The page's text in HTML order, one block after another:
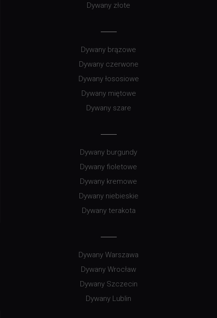
Dywany złote
Dywany brązowe
Dywany czerwone
Dywany łososiowe
Dywany miętowe
Dywany szare
Dywany burgundy
Dywany fioletowe
Dywany kremowe
Dywany niebieskie
Dywany terakota
Dywany Warszawa
Dywany Wrocław
Dywany Szczecin
Dywany Lublin